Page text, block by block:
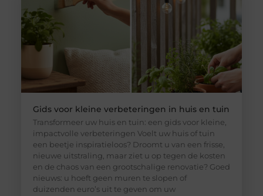
Gids voor kleine verbeteringen in huis en tuin
Transformeer uw huis en tuin: een gids voor kleine,
impactvolle verbeteringen Voelt uw huis of tuin
een beetje inspiratieloos? Droomt u van een frisse,
nieuwe uitstraling, maar ziet u op tegen de kosten
en de chaos van een grootschalige renovatie? Goed
nieuws: u hoeft geen muren te slopen of
duizenden euro’s uit te geven om uw